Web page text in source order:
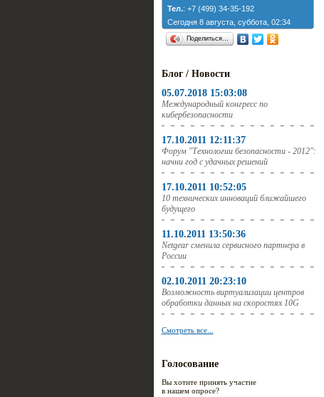
Тел.: +7 (499) 34-35-192
Сегодня 8 августа, суббота, 02:34
Поделиться…
Блог / Новости
05.07.2018 15:03:08
Международный конгресс по
кибербезопасности
17.10.2011 12:11:37
Форум "Технологии безопасности - 2012":
начни год с удачных решений
17.10.2011 10:52:05
10 технических инноваций ближайшего
будущего
11.10.2011 13:50:36
Netgear сменила сервисного партнера в
России
02.10.2011 20:23:10
Возможность виртуализации центров
обработки данных на скоростях 10G
Смотреть все...
Голосование
Вы хотите принять участие
в нашем опросе?